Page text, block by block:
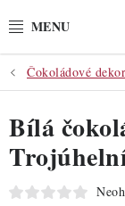
na
POTŘEBY
POMŮCKY
SUROVINY
Čokoládové
Bílá